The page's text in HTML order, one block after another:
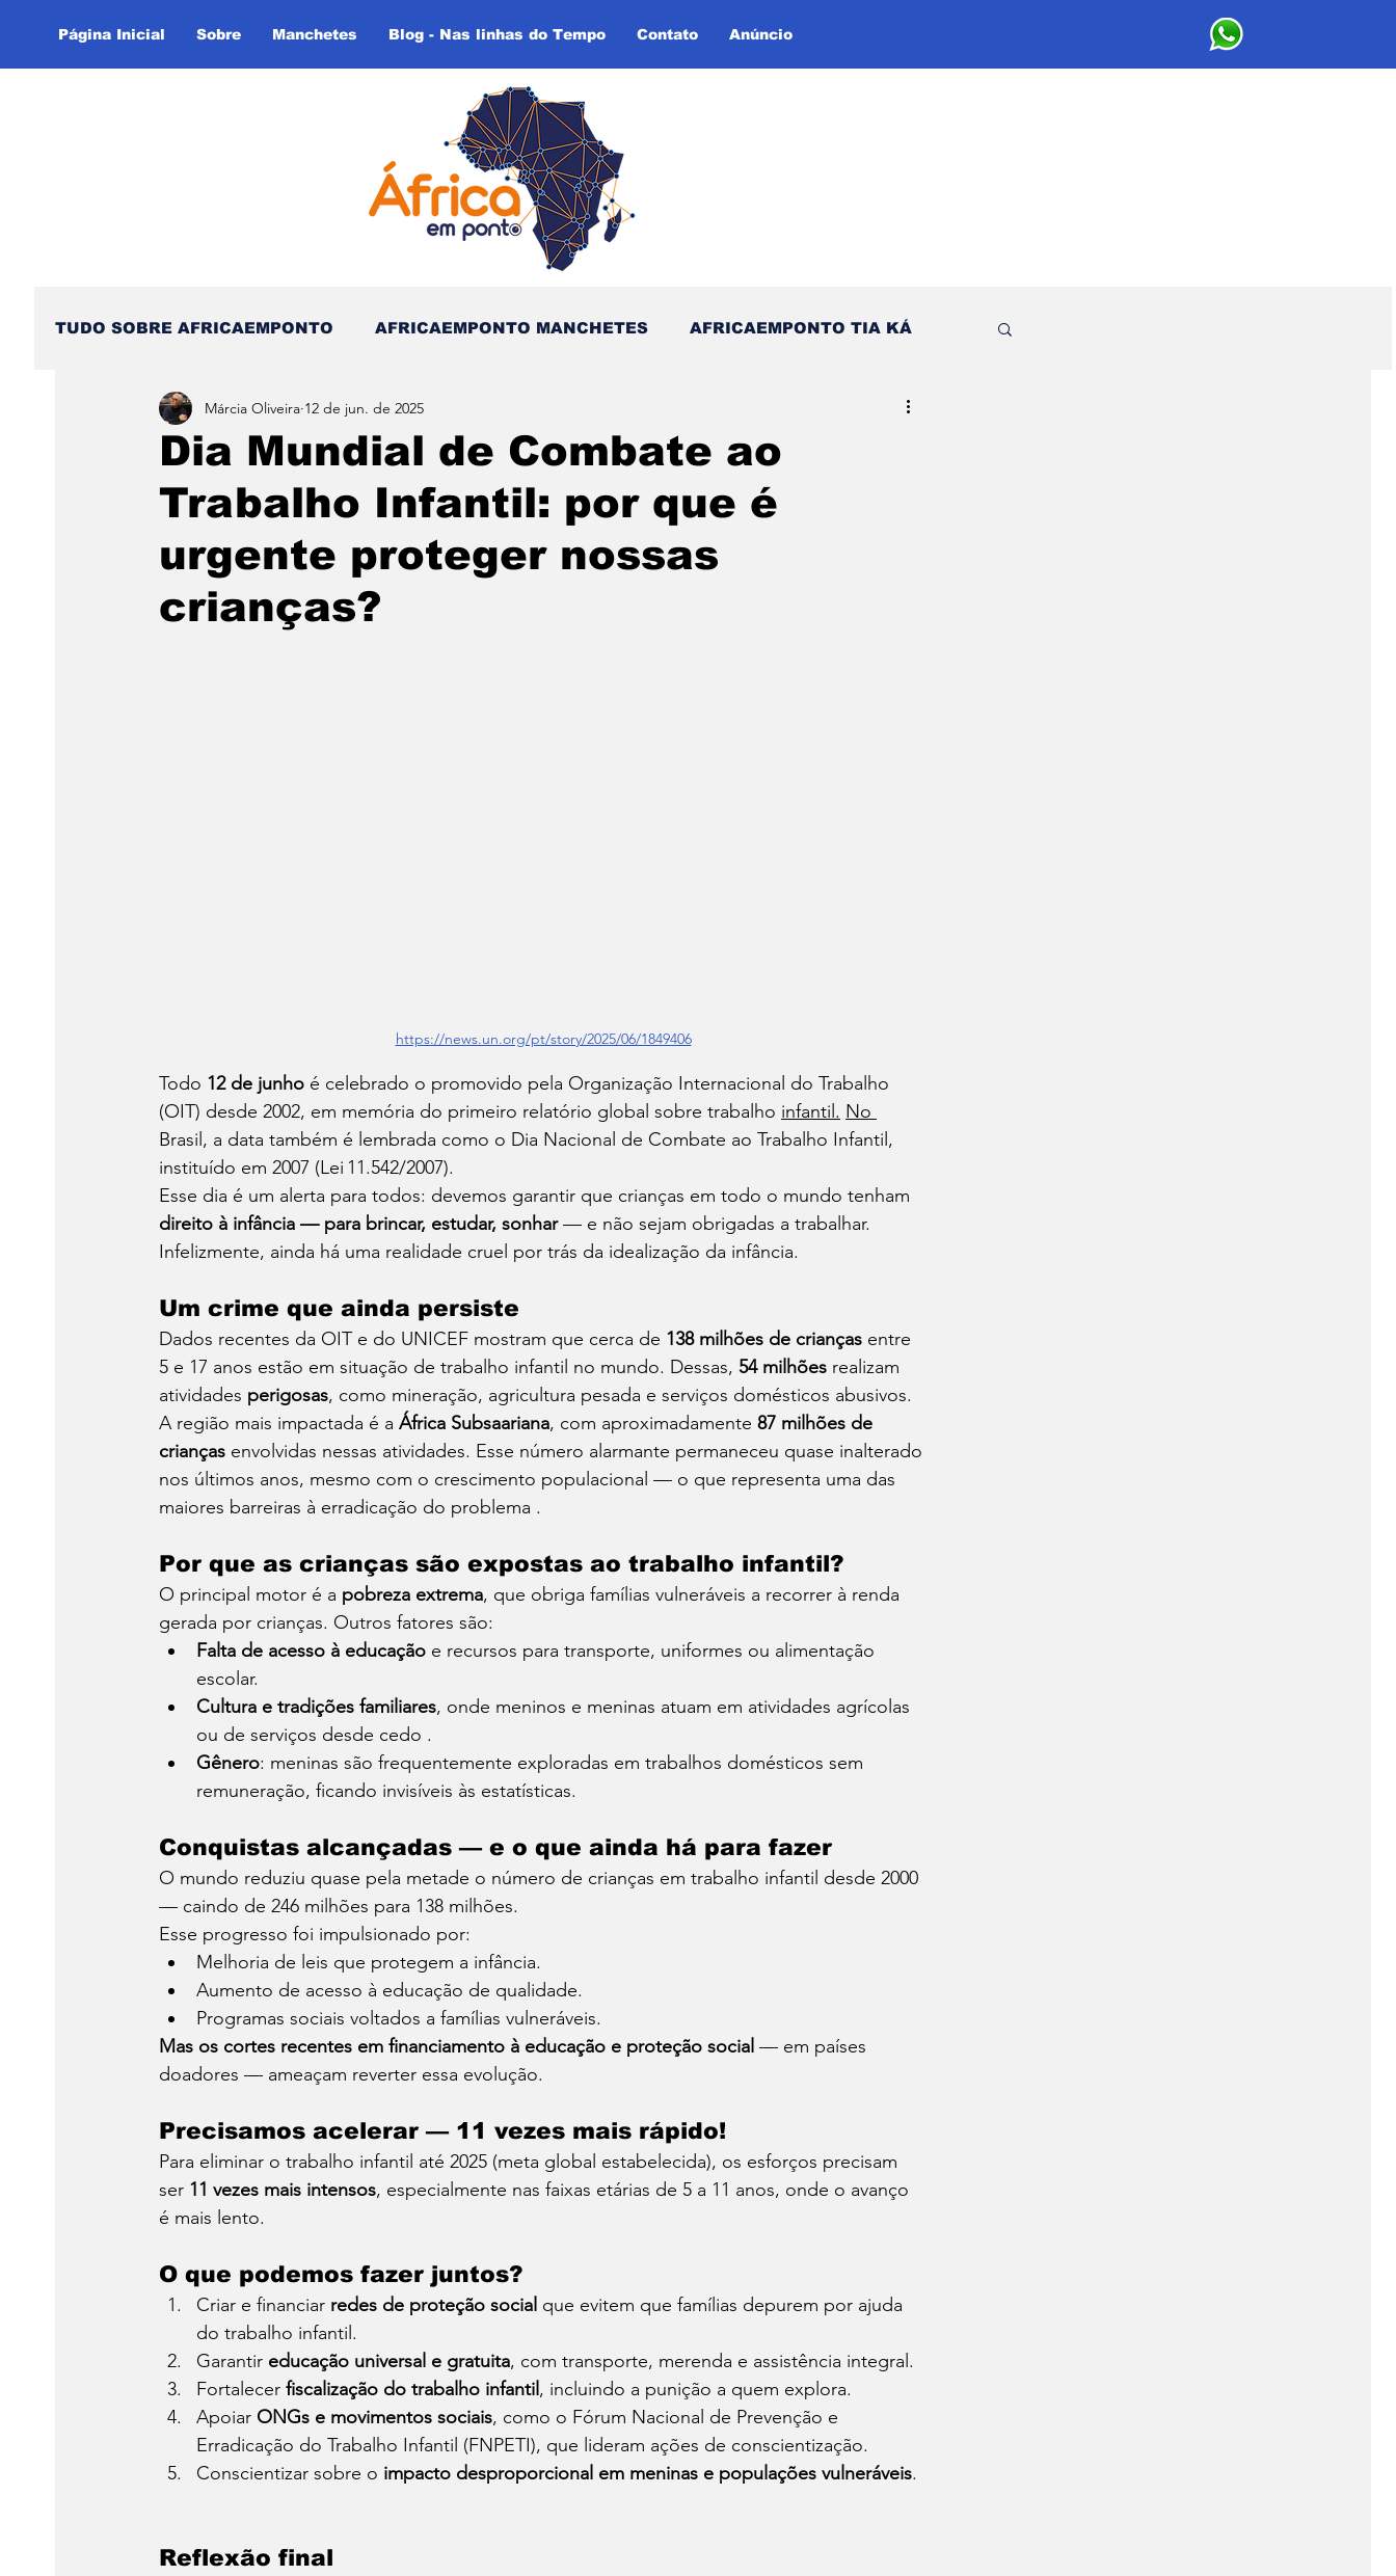
Página Inicial Sobre Manchetes Blog - Nas linhas do Tempo Contato Anúncio
TUDO SOBRE AFRICAEMPONTO AFRICAEMPONTO MANCHETES AFRICAEMPONTO TIA KÁ
Nas Linhas do Tempo - (Blog) Nas linhas do Tempo (Blog - Inglês)
Dia Mundial de Combate ao
Trabalho Infantil: por que é
urgente proteger nossas
crianças?
Márcia Oliveira 12 de jun. de 2025
https://news.un.org/pt/story/2025/06/1849406
Todo 12 de junho é celebrado o promovido pela Organização Internacional do Trabalho
(OIT) desde 2002, em memória do primeiro relatório global sobre trabalho infantil. No
Brasil, a data também é lembrada como o Dia Nacional de Combate ao Trabalho Infantil,
instituído em 2007 (Lei 11.542/2007).
Esse dia é um alerta para todos: devemos garantir que crianças em todo o mundo tenham
direito à infância — para brincar, estudar, sonhar — e não sejam obrigadas a trabalhar.
Infelizmente, ainda há uma realidade cruel por trás da idealização da infância.
Um crime que ainda persiste
Dados recentes da OIT e do UNICEF mostram que cerca de 138 milhões de crianças entre
5 e 17 anos estão em situação de trabalho infantil no mundo. Dessas, 54 milhões realizam
atividades perigosas, como mineração, agricultura pesada e serviços domésticos abusivos.
A região mais impactada é a África Subsaariana, com aproximadamente 87 milhões de
crianças envolvidas nessas atividades. Esse número alarmante permaneceu quase inalterado
nos últimos anos, mesmo com o crescimento populacional — o que representa uma das
maiores barreiras à erradicação do problema .
Por que as crianças são expostas ao trabalho infantil?
O principal motor é a pobreza extrema, que obriga famílias vulneráveis a recorrer à renda
gerada por crianças. Outros fatores são:
Falta de acesso à educação e recursos para transporte, uniformes ou alimentação
escolar.
Cultura e tradições familiares, onde meninos e meninas atuam em atividades agrícolas
ou de serviços desde cedo .
Gênero: meninas são frequentemente exploradas em trabalhos domésticos sem
remuneração, ficando invisíveis às estatísticas.
Conquistas alcançadas — e o que ainda há para fazer
O mundo reduziu quase pela metade o número de crianças em trabalho infantil desde 2000
— caindo de 246 milhões para 138 milhões.
Esse progresso foi impulsionado por:
Melhoria de leis que protegem a infância.
Aumento de acesso à educação de qualidade.
Programas sociais voltados a famílias vulneráveis.
Mas os cortes recentes em financiamento à educação e proteção social — em países
doadores — ameaçam reverter essa evolução.
Precisamos acelerar — 11 vezes mais rápido!
Para eliminar o trabalho infantil até 2025 (meta global estabelecida), os esforços precisam
ser 11 vezes mais intensos, especialmente nas faixas etárias de 5 a 11 anos, onde o avanço
é mais lento.
O que podemos fazer juntos?
Criar e financiar redes de proteção social que evitem que famílias depurem por ajuda
do trabalho infantil.
Garantir educação universal e gratuita, com transporte, merenda e assistência integral.
Fortalecer fiscalização do trabalho infantil , incluindo a punição a quem explora.
Apoiar ONGs e movimentos sociais, como o Fórum Nacional de Prevenção e
Erradicação do Trabalho Infantil (FNPETI), que lideram ações de conscientização.
Conscientizar sobre o impacto desproporcional em meninas e populações vulneráveis.
Reflexão final